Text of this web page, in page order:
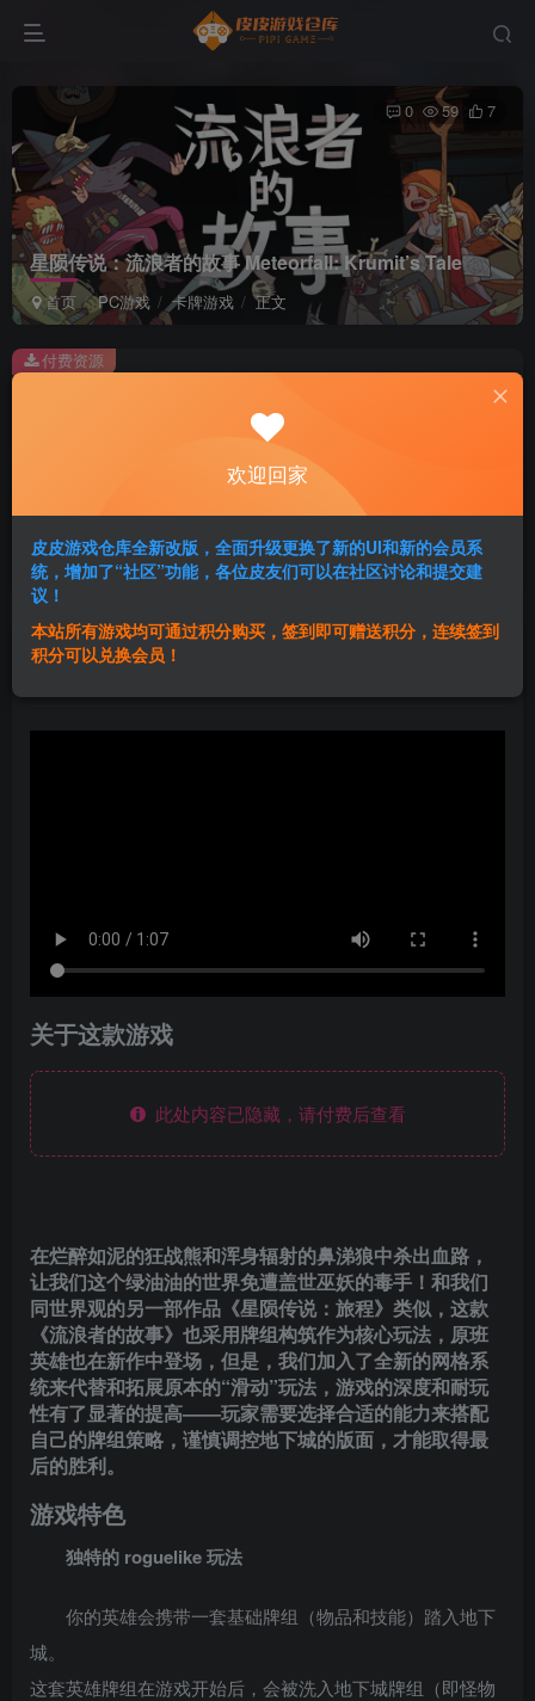
星陨传说：流浪者的故事 Meteorfall: Krumit’s Tale
首页 PC游戏 卡牌游戏 正文
0 59 7
此内容为付费资源，请付费后查看
2积分
黄金会员免费 超级会员免费
登录购买
付费资源
群主1号
关于这款游戏
此处内容已隐藏，请付费后查看
在烂醉如泥的狂战熊和浑身辐射的鼻涕狼中杀出血路，
让我们这个绿油油的世界免遭盖世巫妖的毒手！和我们
同世界观的另一部作品《星陨传说：旅程》类似，这款
《流浪者的故事》也采用牌组构筑作为核心玩法，原班
英雄也在新作中登场，但是，我们加入了全新的网格系
统来代替和拓展原本的“滑动”玩法，游戏的深度和耐玩
性有了显著的提高——玩家需要选择合适的能力来搭配
自己的牌组策略，谨慎调控地下城的版面，才能取得最
后的胜利。
游戏特色
独特的 roguelike 玩法
你的英雄会携带一套基础牌组（物品和技能）踏入地下
城。
这套英雄牌组在游戏开始后，会被洗入地下城牌组（即怪物
欢迎回家
皮皮游戏仓库全新改版，全面升级更换了新的UI和新的会员系
统，增加了“社区”功能，各位皮友们可以在社区讨论和提交建
议！
本站所有游戏均可通过积分购买，签到即可赠送积分，连续签到
积分可以兑换会员！